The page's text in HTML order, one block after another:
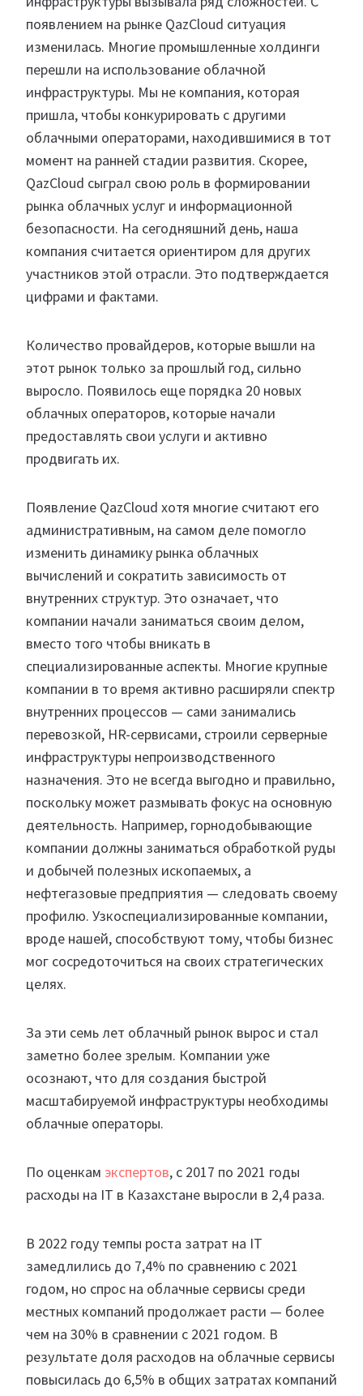
появлением на рынке QazCloud ситуация
изменилась. Многие промышленные холдинги
перешли на использование облачной
инфраструктуры. Мы не компания, которая
пришла, чтобы конкурировать с другими
облачными операторами, находившимися в тот
момент на ранней стадии развития. Скорее,
QazCloud сыграл свою роль в формировании
рынка облачных услуг и информационной
безопасности. На сегодняшний день, наша
компания считается ориентиром для других
участников этой отрасли. Это подтверждается
цифрами и фактами.
Количество провайдеров, которые вышли на
этот рынок только за прошлый год, сильно
выросло. Появилось еще порядка 20 новых
облачных операторов, которые начали
предоставлять свои услуги и активно
продвигать их.
Появление QazCloud хотя многие считают его
административным, на самом деле помогло
изменить динамику рынка облачных
вычислений и сократить зависимость от
внутренних структур. Это означает, что
компании начали заниматься своим делом,
вместо того чтобы вникать в
специализированные аспекты. Многие крупные
компании в то время активно расширяли спектр
внутренних процессов — сами занимались
перевозкой, HR-сервисами, строили серверные
инфраструктуры непроизводственного
назначения. Это не всегда выгодно и правильно,
поскольку может размывать фокус на основную
деятельность. Например, горнодобывающие
компании должны заниматься обработкой руды
и добычей полезных ископаемых, а
нефтегазовые предприятия — следовать своему
профилю. Узкоспециализированные компании,
вроде нашей, способствуют тому, чтобы бизнес
мог сосредоточиться на своих стратегических
целях.
За эти семь лет облачный рынок вырос и стал
заметно более зрелым. Компании уже
осознают, что для создания быстрой
масштабируемой инфраструктуры необходимы
облачные операторы.
По оценкам экспертов, с 2017 по 2021 годы
расходы на IT в Казахстане выросли в 2,4 раза.
В 2022 году темпы роста затрат на IT
замедлились до 7,4% по сравнению с 2021
годом, но спрос на облачные сервисы среди
местных компаний продолжает расти — более
чем на 30% в сравнении с 2021 годом. В
результате доля расходов на облачные сервисы
повысилась до 6,5% в общих затратах компаний